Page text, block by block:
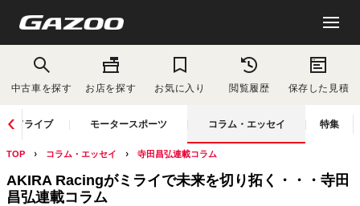
中古車を探す お店を探す お気に入り 閲覧履歴 保存した見積
ドライブ モータースポーツ コラム・エッセイ 特集
TOP コラム・エッセイ 寺田昌弘連載コラム
AKIRA Racingがミライで未来を切り拓く・・・寺田
昌弘連載コラム